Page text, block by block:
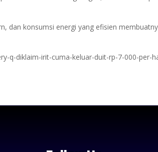
dan konsumsi energi yang efisien
q-diklaim-irit-cuma-keluar-duit-rp-7-000-per-